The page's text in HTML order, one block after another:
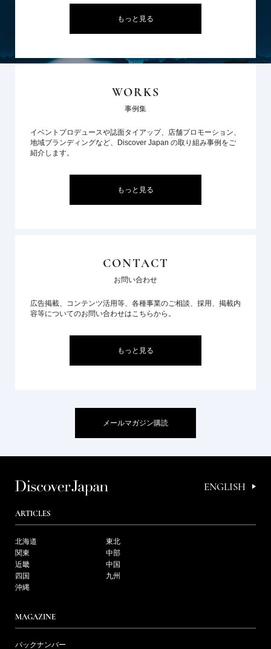
もっと見る
WORKS
事例集
イベントプロデュースや誌面タイアップ、店舗プロモーション、
地域ブランディングなど、Discover Japan の取り組み事例をご
紹介します。
もっと見る
CONTACT
お問い合わせ
広告掲載、コンテンツ活用等、各種事業のご相談、採用、掲載内
容等についてのお問い合わせはこちらから。
もっと見る
メールマガジン購読
ENGLISH
ARTICLES
北海道
東北
関東
中部
近畿
中国
四国
九州
沖縄
MAGAZINE
バックナンバー